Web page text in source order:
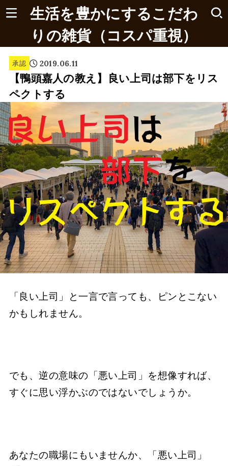
生活を豊かにするこだわ
りの雑貨（コスパ重視）
承認 2019.06.11
【鴨頭嘉人の教え】良い上司は部下をリス
ペクトする
「良い上司」と一言で言っても、ピンとこない
かもしれません。
でも、逆の意味の「悪い上司」を想像すれば、
すぐに思い浮かぶのではないでしょうか。
あなたの職場にもいませんか、「悪い上司」